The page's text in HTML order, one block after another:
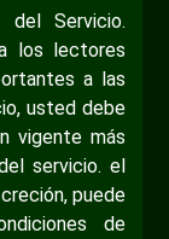
del Servicio.
los lectores
a las
usted debe
vigente más
servicio. el
puede
de